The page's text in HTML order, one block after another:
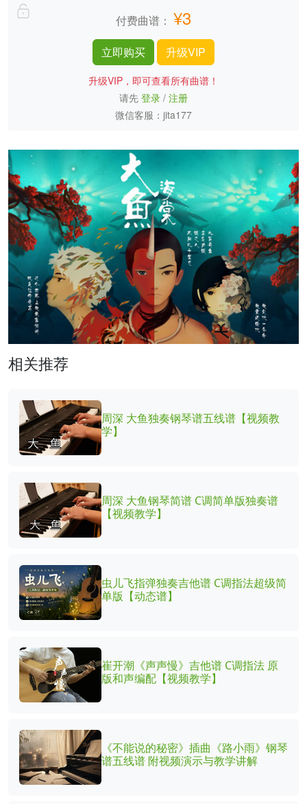
付费曲谱： ¥3
立即购买 升级VIP
升级VIP，即可查看所有曲谱！
请先 登录 / 注册
微信客服：jita177
相关推荐
周深 大鱼独奏钢琴谱五线谱【视频教
学】
周深 大鱼钢琴简谱 C调简单版独奏谱
【视频教学】
虫儿飞指弹独奏吉他谱 C调指法超级简
单版【动态谱】
崔开潮《声声慢》吉他谱 C调指法 原
版和声编配【视频教学】
《不能说的秘密》插曲《路小雨》钢琴
谱五线谱 附视频演示与教学讲解